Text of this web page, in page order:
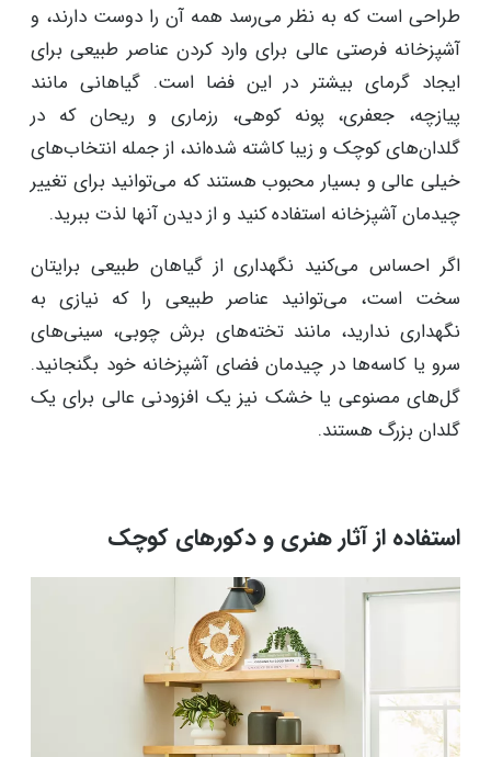
طراحی است که به نظر می‌رسد همه آن را دوست دارند، و
آشپزخانه فرصتی عالی برای وارد کردن عناصر طبیعی برای
ایجاد گرمای بیشتر در این فضا است. گیاهانی مانند
پیازچه، جعفری، پونه کوهی، رزماری و ریحان که در
گلدان‌های کوچک و زیبا کاشته شده‌اند، از جمله انتخاب‌های
خیلی عالی و بسیار محبوب هستند که می‌توانید برای تغییر
چیدمان آشپزخانه استفاده کنید و از دیدن آنها لذت ببرید.
اگر احساس می‌کنید نگهداری از گیاهان طبیعی برایتان
سخت است، می‌توانید عناصر طبیعی را که نیازی به
نگهداری ندارید، مانند تخته‌های برش چوبی، سینی‌های
سرو یا کاسه‌ها در چیدمان فضای آشپزخانه خود بگنجانید.
گل‌های مصنوعی یا خشک نیز یک افزودنی عالی برای یک
گلدان بزرگ هستند.
استفاده از آثار هنری و دکورهای کوچک